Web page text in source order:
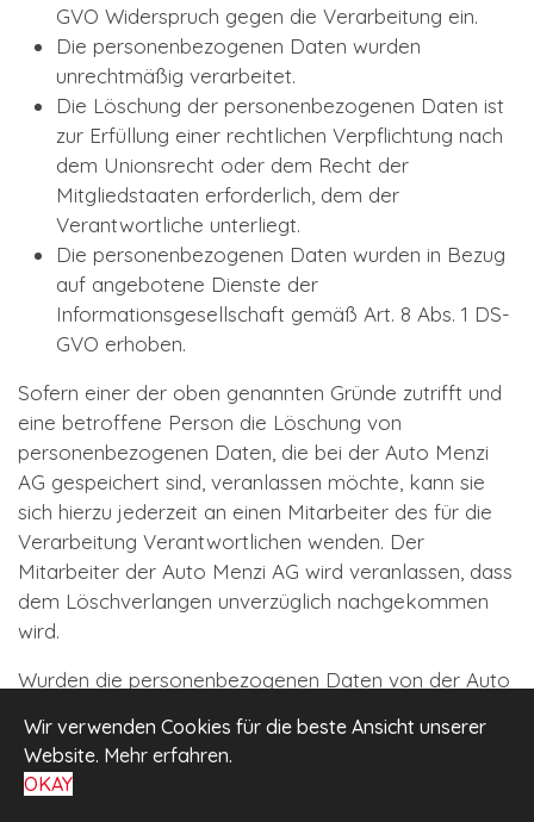
GVO Widerspruch gegen die Verarbeitung ein.
Die personenbezogenen Daten wurden
unrechtmäßig verarbeitet.
Die Löschung der personenbezogenen Daten ist
zur Erfüllung einer rechtlichen Verpflichtung nach
dem Unionsrecht oder dem Recht der
Mitgliedstaaten erforderlich, dem der
Verantwortliche unterliegt.
Die personenbezogenen Daten wurden in Bezug
auf angebotene Dienste der
Informationsgesellschaft gemäß Art. 8 Abs. 1 DS-
GVO erhoben.
Sofern einer der oben genannten Gründe zutrifft und
eine betroffene Person die Löschung von
personenbezogenen Daten, die bei der Auto Menzi
AG gespeichert sind, veranlassen möchte, kann sie
sich hierzu jederzeit an einen Mitarbeiter des für die
Verarbeitung Verantwortlichen wenden. Der
Mitarbeiter der Auto Menzi AG wird veranlassen, dass
dem Löschverlangen unverzüglich nachgekommen
wird.
Wurden die personenbezogenen Daten von der Auto
Unternehmen als Verantwortlicher gemäß Art. 17 Abs.
1 DS-GVO zur Löschung der personenbezogenen
Daten verpflichtet, so trifft die Auto Menzi AG unter
Wir verwenden Cookies für die beste Ansicht unserer
Website. Mehr erfahren.
OKAY